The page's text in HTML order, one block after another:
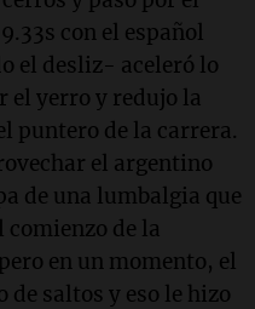
con el español
el desliz- aceleró lo
el yerro y redujo la
puntero de la carrera.
el argentino
de una lumbalgia que
comienzo de la
en un momento, el
saltos y eso le hizo